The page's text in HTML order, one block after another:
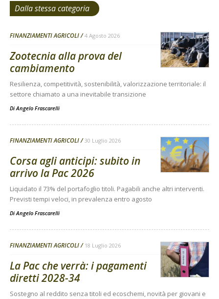
Dalla stessa categoria
FINANZIAMENTI AGRICOLI 4 Agosto 2026
Zootecnia alla prova del
cambiamento
Resilienza, competitività, sostenibilità, valorizzazione territoriale: il
settore chiamato a una inevitabile transizione
DiAngelo Frascarelli
FINANZIAMENTI AGRICOLI 30 Luglio 2026
Corsa agli anticipi: subito in
arrivo la Pac 2026
Liquidato il 73% del portafoglio titoli. Pagabili anche altri interventi.
Previsti tempi veloci, in prevalenza entro agosto
DiAngelo Frascarelli
FINANZIAMENTI AGRICOLI 18 Luglio 2026
La Pac che verrà: i pagamenti
diretti 2028-34
Sostegno al reddito senza titoli ed ecoschemi, novità per giovani e